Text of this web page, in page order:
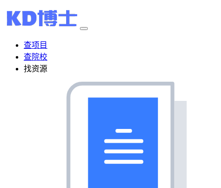
查项目
查院校
找资源